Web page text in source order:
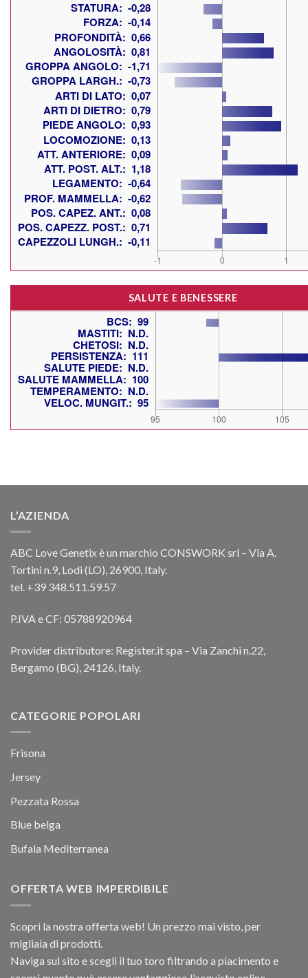
SALUTE E BENESSERE
L’AZIENDA
ABC Love Genetix è un marchio CONSWORK srl – Via A.
Tortini n.9, Lodi (LO), 26900, Italy.
tel. +39 348.511.59.57
P.IVA e CF: 05788920964
Provider distributore: Register.it spa – Via Zanchi n.22,
Bergamo (BG), 24126, Italy.
CATEGORIE POPOLARI
Frisona
Jersey
Pezzata Rossa
Blue belga
Bufala Mediterranea
OFFERTA WEB IMPERDIBILE
Scopri la nostra offerta web! Un prezzo mai visto, per
migliaia di prodotti.
Naviga sul sito e scegli il tuo toro filtrando a piacimento e